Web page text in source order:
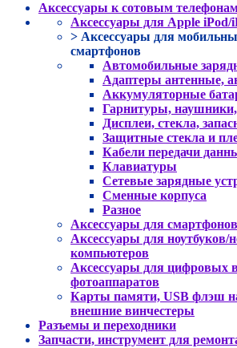
Аксессуары к сотовым
Аксессуары для Apple iPod/
> Аксессуары для
смартфонов
Автомобильные
Адаптеры антенные,
Аккумуляторные
Гарнитуры, наушники,
Дисплеи, стекла,
Защитные стекла и
Кабели передачи
Клавиатуры
Сетевые зарядные
Сменные корпуса
Разное
Аксессуары для
Аксессуары для ноутбуков/
компьютеров
Аксессуары для цифровых
фотоаппаратов
Карты памяти, USB флэш
внешние винчестеры
Разъемы и переходники
Запчасти, инструмент для